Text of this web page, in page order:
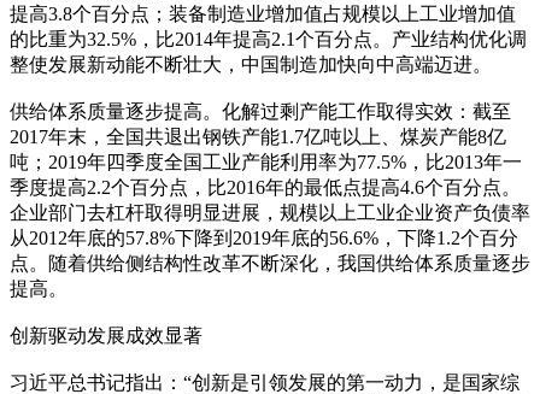
提高3.8个百分点；装备制造业增加值占规模以上工业增加值
的比重为32.5%，比2014年提高2.1个百分点。产业结构优化调
整使发展新动能不断壮大，中国制造加快向中高端迈进。
供给体系质量逐步提高。化解过剩产能工作取得实效：截至
2017年末，全国共退出钢铁产能1.7亿吨以上、煤炭产能8亿
吨；2019年四季度全国工业产能利用率为77.5%，比2013年一
季度提高2.2个百分点，比2016年的最低点提高4.6个百分点。
企业部门去杠杆取得明显进展，规模以上工业企业资产负债率
从2012年底的57.8%下降到2019年底的56.6%，下降1.2个百分
点。随着供给侧结构性改革不断深化，我国供给体系质量逐步
提高。
创新驱动发展成效显著
习近平总书记指出：“创新是引领发展的第一动力，是国家综